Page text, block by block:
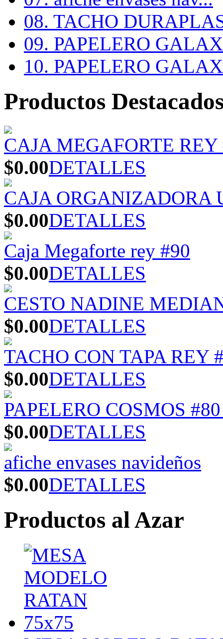
08. TACHO
09. PAPELERO
10. PAPELERO
Productos
CAJA MEGAFORTE
$0.00DETALLES
CAJA ORGANIZADORA
$0.00DETALLES
Caja Megaforte rey #90
$0.00DETALLES
CESTO NADINE
$0.00DETALLES
TACHO CON TAPA REY
$0.00DETALLES
PAPELERO COSMOS
$0.00DETALLES
afiche envases navideños
$0.00DETALLES
Productos al Azar